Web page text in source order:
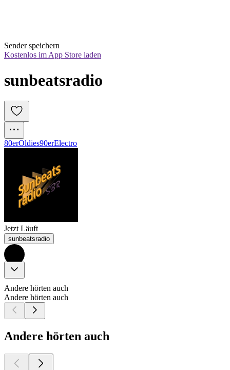
Sender speichern
Kostenlos im App Store laden
sunbeatsradio
80erOldies90erElectro
Jetzt Läuft
sunbeatsradio
Andere hörten auch
Andere hörten auch
Andere hörten auch